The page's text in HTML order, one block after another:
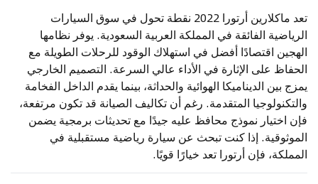
تعد ماكلارين أرتورا 2022 نقطة تحول في سوق السيارات
الرياضية الفائقة في المملكة العربية السعودية. يوفر نظامها
الهجين اقتصادًا أفضل في استهلاك الوقود للرحلات الطويلة مع
الحفاظ على الإثارة في الأداء عالي السرعة. التصميم الخارجي
يمزج بين الديناميكا الهوائية والحداثة، بينما يقدم الداخل الفخامة
والتكنولوجيا المتقدمة. رغم أن تكاليف الصيانة قد تكون مرتفعة،
فإن اختيار نموذج محافظ عليه جيدًا مع تحديثات برمجية يضمن
الموثوقية. إذا كنت تبحث عن سيارة رياضية مستقبلية في
المملكة، فإن أرتورا تعد خيارًا قويًا.